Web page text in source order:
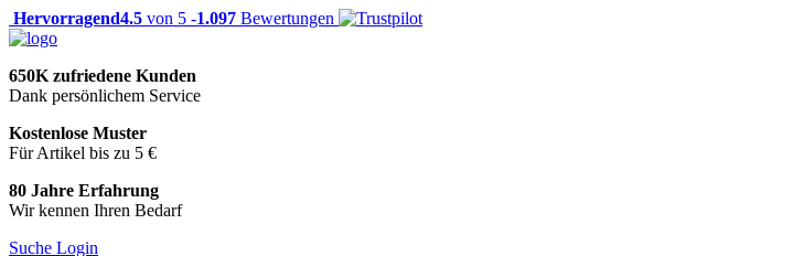
Hervorragend4.5 von 5 -1.097 Bewertungen
650K zufriedene Kunden
Dank persönlichem Service
Kostenlose Muster
Für Artikel bis zu 5 €
80 Jahre Erfahrung
Wir kennen Ihren Bedarf
Suche Login